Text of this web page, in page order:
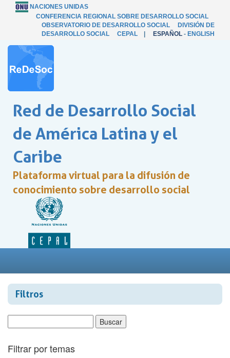
NACIONES UNIDAS
CONFERENCIA REGIONAL SOBRE DESARROLLO SOCIAL
OBSERVATORIO DE DESARROLLO SOCIAL
DIVISIÓN DE
DESARROLLO SOCIAL
CEPAL ESPAÑOL - ENGLISH
Red de Desarrollo Social
de América Latina y el
Caribe
Plataforma virtual para la difusión de
conocimiento sobre desarrollo social
Filtros
Filtrar por temas